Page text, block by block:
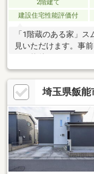
2階建て
建設住宅性能評価付
「1階蔵のある家」
見いただけます。事
とソトが繋がる開放
「土間蔵（約2.7帖）
ードフック＆お散歩
住宅■帰宅後すぐに手
明パネル手すり×大型
チンには便利な食洗
埼玉県飯能